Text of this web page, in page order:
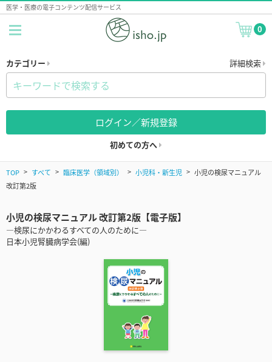
医学・医療の電子コンテンツ配信サービス
0
カテゴリー 詳細検索
ログイン／新規登録
初めての方へ
TOP すべて 臨床医学（領域別） 小児科・新生児
小児の検尿マニュアル
改訂第2版
小児の検尿マニュアル 改訂第2版【電子版】
―検尿にかかわるすべての人のために―
日本小児腎臓病学会(編)